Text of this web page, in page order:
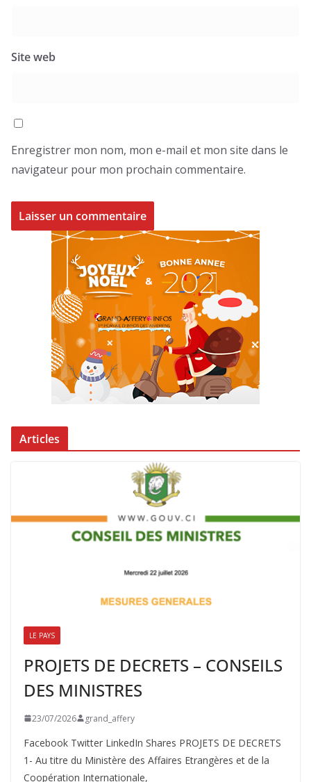
Site web
Enregistrer mon nom, mon e-mail et mon site dans le
navigateur pour mon prochain commentaire.
Articles
LE PAYS
PROJETS DE DECRETS – CONSEILS
DES MINISTRES
23/07/2026 grand_affery
Facebook Twitter LinkedIn Shares PROJETS DE DECRETS
1- Au titre du Ministère des Affaires Etrangères et de la
Coopération Internationale,